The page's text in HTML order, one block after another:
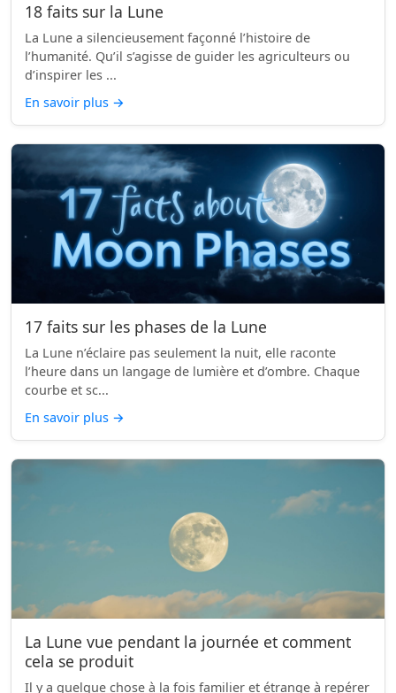
18 faits sur la Lune
La Lune a silencieusement façonné l’histoire de
l’humanité. Qu’il s’agisse de guider les agriculteurs ou
d’inspirer les ...
En savoir plus →
17 faits sur les phases de la Lune
La Lune n’éclaire pas seulement la nuit, elle raconte
l’heure dans un langage de lumière et d’ombre. Chaque
courbe et sc...
En savoir plus →
La Lune vue pendant la journée et comment
cela se produit
Il y a quelque chose à la fois familier et étrange à repérer